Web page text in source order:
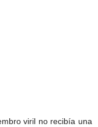
viril no recibía una